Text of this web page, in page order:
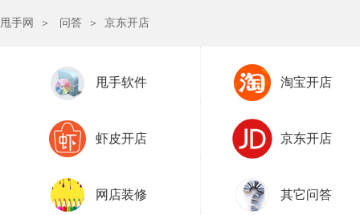
甩手网 ＞ 问答 ＞ 京东开店
甩手软件 淘宝开店
虾皮开店 京东开店
网店装修 其它问答